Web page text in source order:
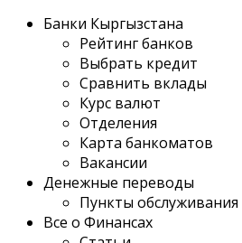
Банки Кыргызстана
Рейтинг банков
Выбрать кредит
Сравнить вклады
Курс валют
Отделения
Карта банкоматов
Вакансии
Денежные переводы
Пункты обслуживания
Все о Финансах